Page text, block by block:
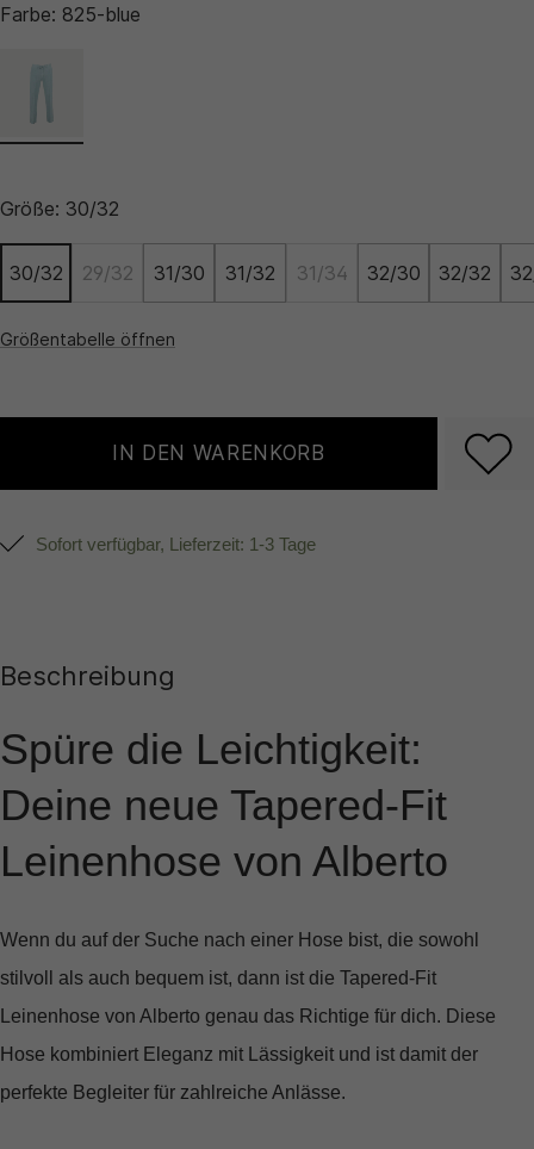
Farbe: 825-blue
Größe: 30/32
30/32 29/32 31/30 31/32 31/34 32/30 32/32
Größentabelle öffnen
IN DEN WARENKORB
Sofort verfügbar, Lieferzeit: 1-3 Tage
Beschreibung
Spüre die Leichtigkeit:
Deine neue Tapered-Fit
Leinenhose von Alberto
Wenn du auf der Suche nach einer Hose bist, die sowohl
stilvoll als auch bequem ist, dann ist die Tapered-Fit
Leinenhose von Alberto genau das Richtige für dich. Diese
Hose kombiniert Eleganz mit Lässigkeit und ist damit der
perfekte Begleiter für zahlreiche Anlässe.